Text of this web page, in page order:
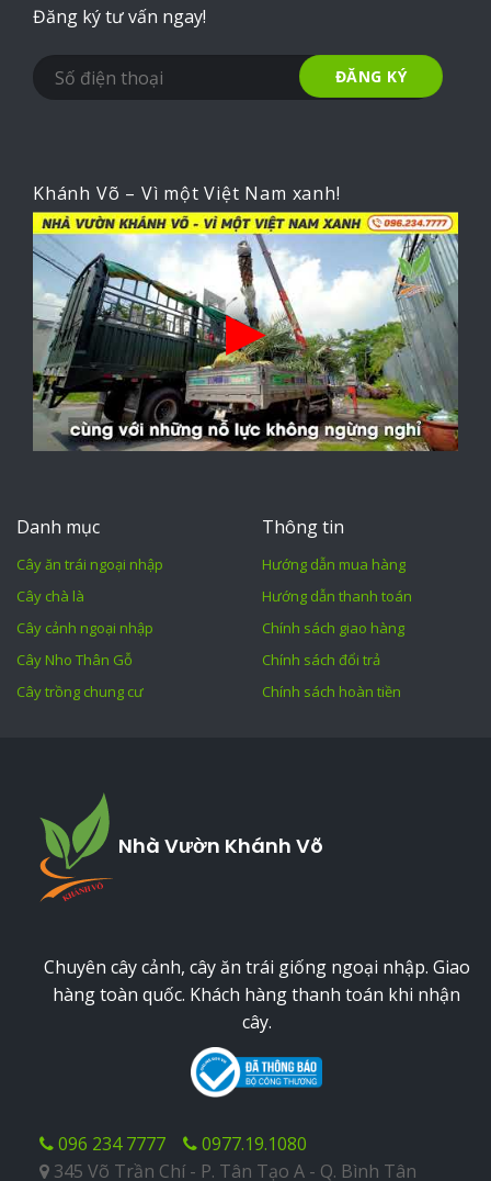
Đăng ký tư vấn ngay!
Khánh Võ – Vì một Việt Nam xanh!
Danh mục
Cây ăn trái ngoại nhập
Cây chà là
Cây cảnh ngoại nhập
Cây Nho Thân Gỗ
Cây trồng chung cư
Thông tin
Hướng dẫn mua hàng
Hướng dẫn thanh toán
Chính sách giao hàng
Chính sách đổi trả
Chính sách hoàn tiền
Nhà Vườn Khánh Võ
Chuyên cây cảnh, cây ăn trái giống ngoại nhập. Giao
hàng toàn quốc. Khách hàng thanh toán khi nhận
cây.
096 234 7777
0977.19.1080
345 Võ Trần Chí - P. Tân Tạo A - Q. Bình Tân